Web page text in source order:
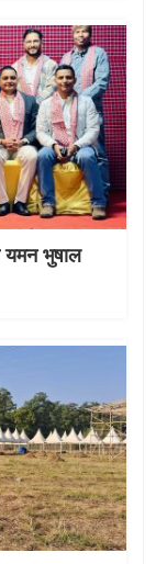
यमन भुषाल